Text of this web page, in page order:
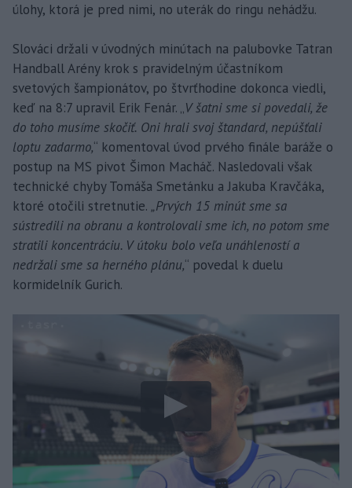
úlohy, ktorá je pred nimi, no uterák do ringu nehádžu.
Slováci držali v úvodných minútach na palubovke Tatran
Handball Arény krok s pravidelným účastníkom
svetových šampionátov, po štvrťhodine dokonca viedli,
keď na 8:7 upravil Erik Fenár. „V šatni sme si povedali, že
do toho musíme skočiť. Oni hrali svoj štandard, nepúšťali
loptu zadarmo,“ komentoval úvod prvého finále baráže o
postup na MS pivot Šimon Macháč. Nasledovali však
technické chyby Tomáša Smetánku a Jakuba Kravčáka,
ktoré otočili stretnutie. „Prvých 15 minút sme sa
sústredili na obranu a kontrolovali sme ich, no potom sme
stratili koncentráciu. V útoku bolo veľa unáhleností a
nedržali sme sa herného plánu,“ povedal k duelu
kormidelník Gurich.